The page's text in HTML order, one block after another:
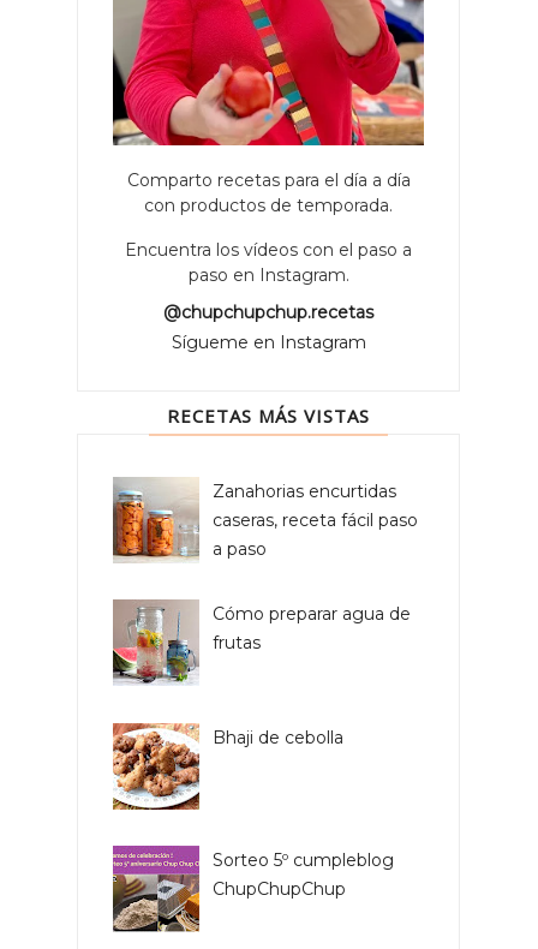
Comparto recetas para el día a día
con productos de temporada.
Encuentra los vídeos con el paso a
paso en Instagram.
@chupchupchup.recetas
Sígueme en Instagram
RECETAS MÁS VISTAS
Zanahorias encurtidas
caseras, receta fácil paso
a paso
Cómo preparar agua de
frutas
Bhaji de cebolla
Sorteo 5º cumpleblog
ChupChupChup